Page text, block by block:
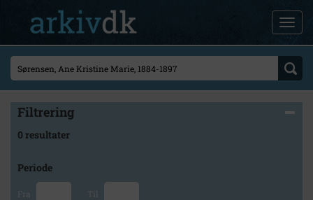
Filtrering
0 resultater
Periode
Fra Til